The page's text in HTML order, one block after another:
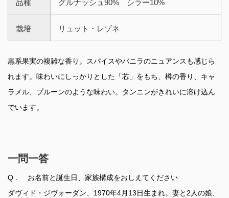
品種 グルナッシュ90% シラー10%
栽培 リュット・レゾネ
黒系果実の複雑な香り。スパイスやバニラのニュアンスも感じら
れます。味わいにしっかりとした「芯」をもち、樽の香り、キャ
ラメル、プルーンのような味わい。タンニンがきれいに溶け込ん
でいます。
一問一答
Q． お名前と誕生日、家族構成をおしえてください
ダヴィド・ジヴォーダン、1970年4月13日生まれ。妻と2人の娘、